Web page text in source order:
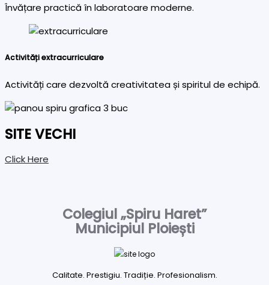
Învățare practică în laboratoare moderne.
Activități extracurriculare
Activități care dezvoltă creativitatea și spiritul de echipă.
SITE VECHI
Click Here
Colegiul „Spiru Haret”
Municipiul Ploiești
Calitate. Prestigiu. Tradiție. Profesionalism.